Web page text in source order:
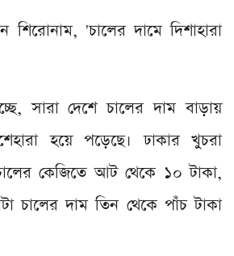
শিরোনাম, 'চালের দামে দিশাহারা
সারা দেশে চালের দাম বাড়ায়
হয়ে পড়েছে। ঢাকার খুচরা
কেজিতে আট থেকে ১০ টাকা,
চালের দাম তিন থেকে পাঁচ টাকা